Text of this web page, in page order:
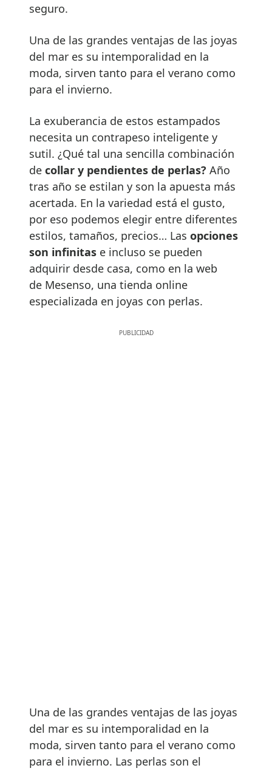
seguro.
Una de las grandes ventajas de las joyas
del mar es su intemporalidad en la
moda, sirven tanto para el verano como
para el invierno.
La exuberancia de estos estampados
necesita un contrapeso inteligente y
sutil. ¿Qué tal una sencilla combinación
de collar y pendientes de perlas? Año
tras año se estilan y son la apuesta más
acertada. En la variedad está el gusto,
por eso podemos elegir entre diferentes
estilos, tamaños, precios… Las opciones
son infinitas e incluso se pueden
adquirir desde casa, como en la web
de Mesenso, una tienda online
especializada en joyas con perlas.
Una de las grandes ventajas de las joyas
del mar es su intemporalidad en la
moda, sirven tanto para el verano como
para el invierno. Las perlas son el